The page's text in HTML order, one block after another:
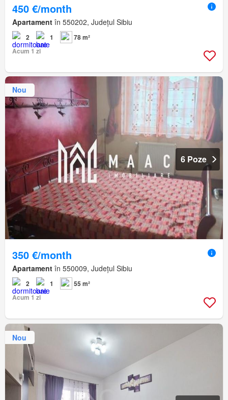
450 €/month
Apartament în 550202, Județul Sibiu
2 1
78 m²
Acum 1 zi
Nou
6 Poze
350 €/month
Apartament în 550009, Județul Sibiu
2 1
55 m²
Acum 1 zi
Nou